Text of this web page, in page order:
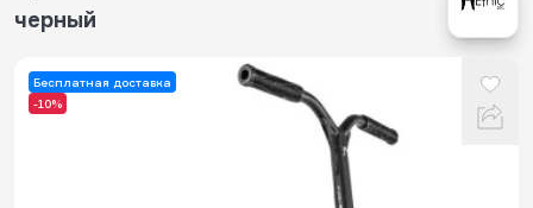
Бесплатная доставка
-10%
черный